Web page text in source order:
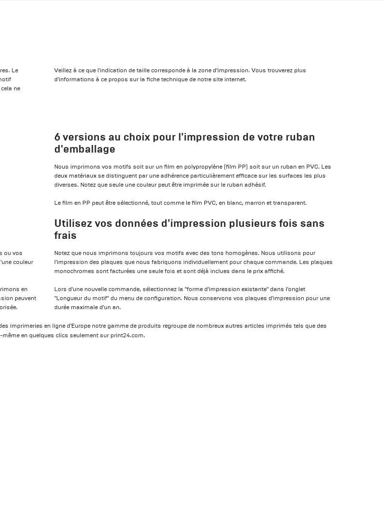
Le
ne
Veillez à ce que l'indication de taille corresponde à la zone d'impression. Vous trouverez plus
d'informations à ce propos sur la fiche technique de notre site internet.
6 versions au choix pour l'impression de votre ruban
d'emballage
Nous imprimons vos motifs soit sur un film en polypropylène (film PP) soit sur un ruban en PVC. Les
deux matériaux se distinguent par une adhérence particulièrement efficace sur les surfaces les plus
diverses. Notez que seule une couleur peut être imprimée sur le ruban adhésif.
Le film en PP peut être sélectionné, tout comme le film PVC, en blanc, marron et transparent.
ou vos
couleur
en
peuvent
Utilisez vos données d'impression plusieurs fois sans
frais
Notez que nous imprimons toujours vos motifs avec des tons homogènes. Nous utilisons pour
l'impression des plaques que nous fabriquons individuellement pour chaque commande. Les plaques
monochromes sont facturées une seule fois et sont déjà inclues dans le prix affiché.
Lors d'une nouvelle commande, sélectionnez la "forme d'impression existante" dans l'onglet
"Longueur du motif" du menu de configuration. Nous conservons vos plaques d'impression pour une
durée maximale d'un an.
imprimeries en ligne d'Europe notre gamme de produits regroupe de nombreux autres articles imprimés tels que des
en quelques clics seulement sur print24.com.